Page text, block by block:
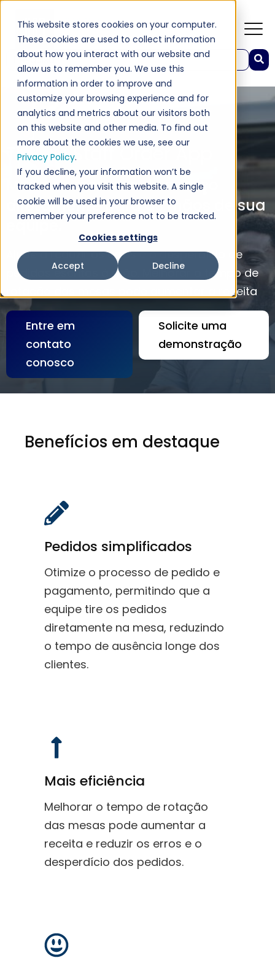
This website stores cookies on your computer.
These cookies are used to collect information
about how you interact with our website and
allow us to remember you. We use this
information in order to improve and
customize your browsing experience and for
analytics and metrics about our visitors both
on this website and other media. To find out
more about the cookies we use, see our
Privacy Policy.
If you decline, your information won’t be
tracked when you visit this website. A single
cookie will be used in your browser to
remember your preference not to be tracked.
Cookies settings
Accept Decline
Este é um campo de pesquisa com recurso de sugestão automática incluído.
Não há sugestões porque o campo de pesquisa
TYNGO Staff Order App
Mova os recursos de serviço
diretamente para as mãos de sua
equipe.
Ajude a reduzir os erros e o desperdício de
pedidos escritos à mão. Melhorar o tempo de
rotação das mesas pode aumentar a receita
Entre em
contato
conosco
Solicite uma
demonstração
Benefícios em destaque
Pedidos simplificados
Otimize o processo de pedido e
pagamento, permitindo que a
equipe tire os pedidos
diretamente na mesa, reduzindo
o tempo de ausência longe dos
clientes.
Mais eficiência
Melhorar o tempo de rotação
das mesas pode aumentar a
receita e reduzir os erros e o
desperdício dos pedidos.